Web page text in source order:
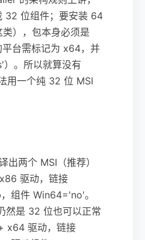
32 位组件；要安装 64
），包本身必须是
台需标记为 x64，并
。所以就算没有
用一个纯 32 位 MSI
出两个 MSI（推荐）
驱动，链接
组件 Win64='no'。
然是 32 位也可以正常
x64 驱动，链接